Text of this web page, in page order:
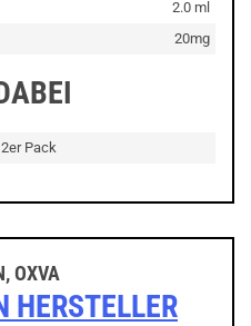
2.0 ml
20mg
Pack
OXVA
HERSTELLER